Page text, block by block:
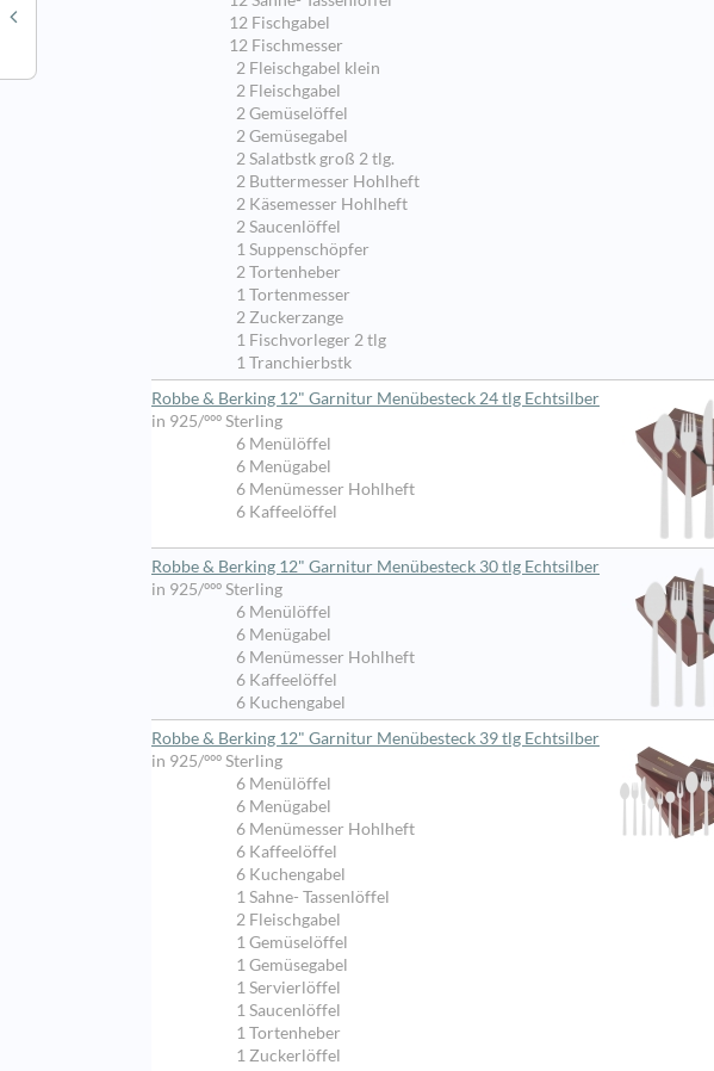
12 Fischgabel
12 Fischmesser
2 Fleischgabel klein
2 Fleischgabel
2 Gemüselöffel
2 Gemüsegabel
2 Salatbstk groß 2 tlg.
2 Buttermesser Hohlheft
2 Käsemesser Hohlheft
2 Saucenlöffel
1 Suppenschöpfer
2 Tortenheber
1 Tortenmesser
2 Zuckerzange
1 Fischvorleger 2 tlg
1 Tranchierbstk
Robbe & Berking 12" Garnitur Menübesteck 24 tlg Echtsilber
in 925/ººº Sterling
6 Menülöffel
6 Menügabel
6 Menümesser Hohlheft
6 Kaffeelöffel
Robbe & Berking 12" Garnitur Menübesteck 30 tlg Echtsilber
in 925/ººº Sterling
6 Menülöffel
6 Menügabel
6 Menümesser Hohlheft
6 Kaffeelöffel
6 Kuchengabel
Robbe & Berking 12" Garnitur Menübesteck 39 tlg Echtsilber
in 925/ººº Sterling
6 Menülöffel
6 Menügabel
6 Menümesser Hohlheft
6 Kaffeelöffel
6 Kuchengabel
1 Sahne- Tassenlöffel
2 Fleischgabel
1 Gemüselöffel
1 Gemüsegabel
1 Servierlöffel
1 Saucenlöffel
1 Tortenheber
1 Zuckerlöffel